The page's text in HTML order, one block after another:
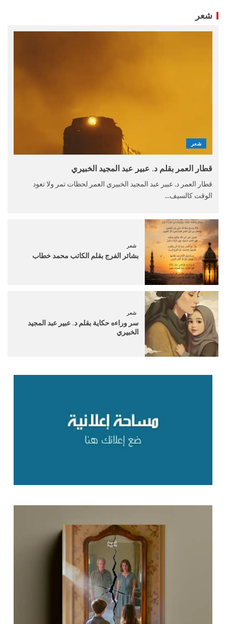
شعر
شعر
قطار العمر بقلم د. عبير عبد المجيد الخبيري
قطار العمر د. عبير عبد المجيد الخبيري العمر لحظات تمر ولا تعود
الوقت كالسيف...
شعر
بشائر الفرج بقلم الكاتب محمد خطاب
شعر
سر وراءه حكاية بقلم د. عبير عبد المجيد
الخبيري